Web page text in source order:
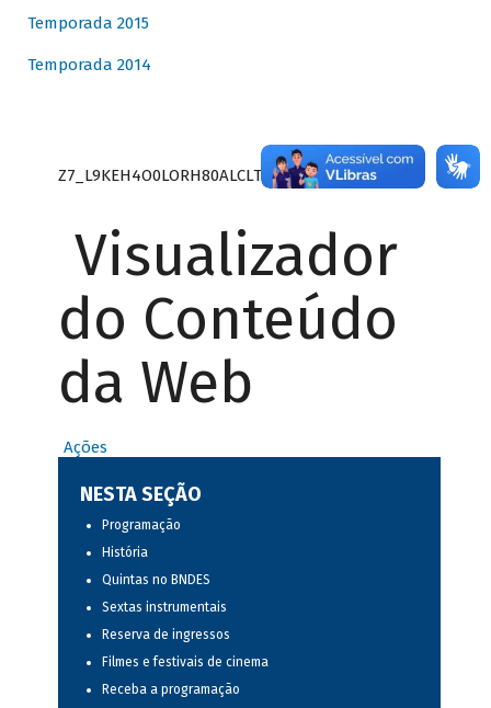
Temporada 2015
Temporada 2014
Z7_L9KEH4O0LORH80ALCLTPF80S27
Visualizador
do Conteúdo
da Web
Ações
NESTA SEÇÃO
Programação
História
Quintas no BNDES
Sextas instrumentais
Reserva de ingressos
Filmes e festivais de cinema
Receba a programação